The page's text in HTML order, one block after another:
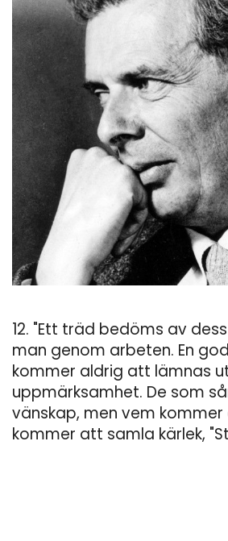
12. "Ett träd bedöms av
man genom arbeten. En
kommer aldrig att lämnas
uppmärksamhet. De som
vänskap, men vem
kommer att samla kärlek,